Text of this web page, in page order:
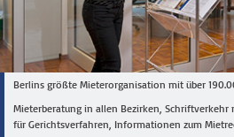
Berlins größte Mieterorganisation mit über
Mieterberatung in allen Bezirken, Schriftverkehr
für Gerichtsverfahren, Informationen zum